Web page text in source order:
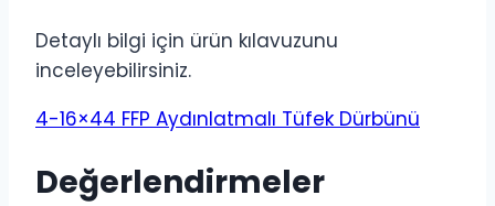
Detaylı bilgi için ürün kılavuzunu
inceleyebilirsiniz.
4-16×44 FFP Aydınlatmalı Tüfek Dürbünü
Değerlendirmeler